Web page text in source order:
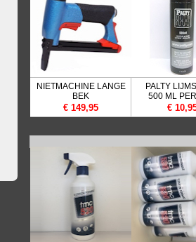
NIETMACHINE LANGE
BEK
€ 149,95
PALTY
500 ML
€